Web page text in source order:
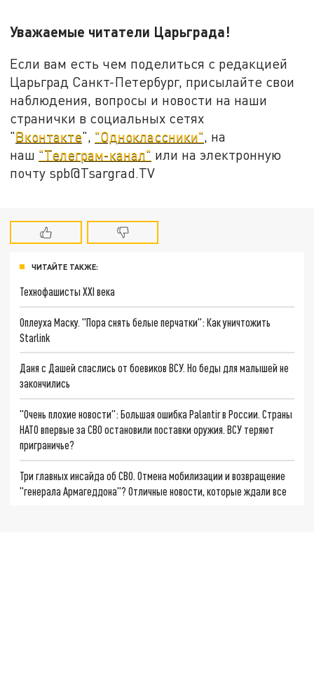
Уважаемые читатели Царьграда!
Если вам есть чем поделиться с редакцией
Царьград Санкт-Петербург, присылайте свои
наблюдения, вопросы и новости на наши
странички в социальных сетях
"Вконтакте", "Одноклассники", на
наш "Телеграм-канал" или на электронную
почту spb@Tsargrad.TV
ЧИТАЙТЕ ТАКЖЕ:
Технофашисты XXI века
Оплеуха Маску. "Пора снять белые перчатки": Как уничтожить
Starlink
Даня с Дашей спаслись от боевиков ВСУ. Но беды для малышей не
закончились
"Очень плохие новости": Большая ошибка Palantir в России. Страны
НАТО впервые за СВО остановили поставки оружия. ВСУ теряют
приграничье?
Три главных инсайда об СВО. Отмена мобилизации и возвращение
"генерала Армагеддона"? Отличные новости, которые ждали все